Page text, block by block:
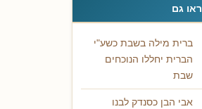
ראו גם
ברית מילה בשבת כשע"י
הברית יחללו הנוכחים
שבת
אבי הבן כסנדק לבנו